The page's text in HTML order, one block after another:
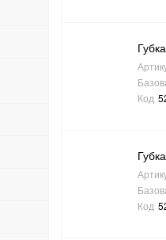
Код
Код